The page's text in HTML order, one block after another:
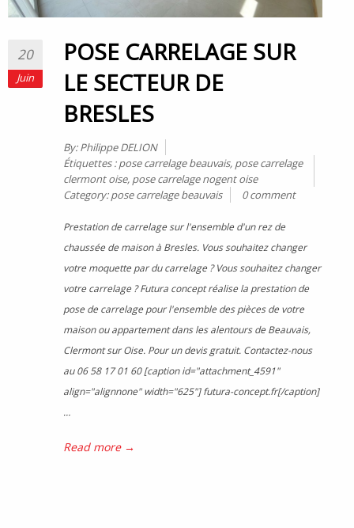
20
Juin
POSE CARRELAGE SUR
LE SECTEUR DE
BRESLES
By:Philippe DELION
Étiquettes :pose carrelage beauvais, pose carrelage
clermont oise, pose carrelage nogent oise
Category:pose carrelage beauvais 0 comment
Prestation de carrelage sur l'ensemble d'un rez de
chaussée de maison à Bresles. Vous souhaitez changer
votre moquette par du carrelage ? Vous souhaitez changer
votre carrelage ? Futura concept réalise la prestation de
pose de carrelage pour l'ensemble des pièces de votre
maison ou appartement dans les alentours de Beauvais,
Clermont sur Oise. Pour un devis gratuit. Contactez-nous
au 06 58 17 01 60 [caption id="attachment_4591"
align="alignnone" width="625"] futura-concept.fr[/caption]
…
Read more →